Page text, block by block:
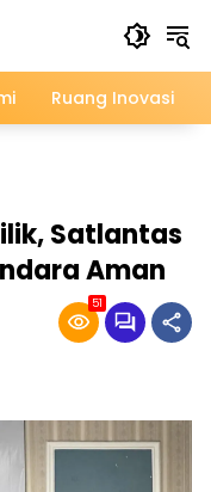
Ruang Inovasi
Satlantas
Aman
51